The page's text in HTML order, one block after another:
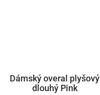
Dámský overal plyšový
dlouhý Pink